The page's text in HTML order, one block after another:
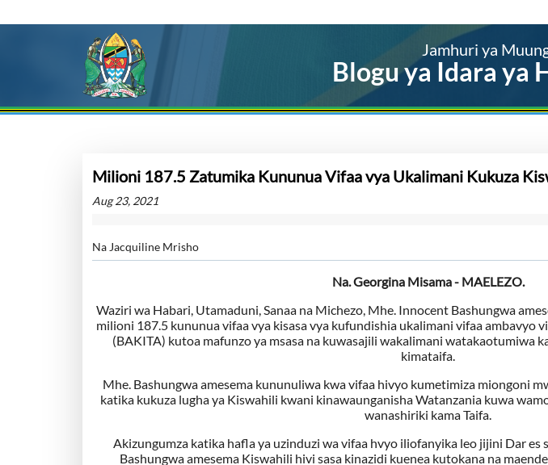
Jamhuri ya
Blogu ya Idara ya
Milioni 187.5 Zatumika Kununua Vifaa vya Ukalimani Kukuza
Aug 23, 2021
Na Jacquiline Mrisho
Na. Georgina Misama - MAELEZO.
Waziri wa Habari, Utamaduni, Sanaa na Michezo, Mhe. Innocent Bashungwa
milioni 187.5 kununua vifaa vya kisasa vya kufundishia ukalimani vifaa ambavyo
(BAKITA) kutoa mafunzo ya msasa na kuwasajili wakalimani watakaotumiwa
kimataifa.
Mhe. Bashungwa amesema kununuliwa kwa vifaa hivyo kumetimiza miongoni
katika kukuza lugha ya Kiswahili kwani kinawaunganisha Watanzania kuwa
wanashiriki kama Taifa.
Akizungumza katika hafla ya uzinduzi wa vifaa hvyo iliofanyika leo jijini Dar es
Bashungwa amesema Kiswahili hivi sasa kinazidi kuenea kutokana na